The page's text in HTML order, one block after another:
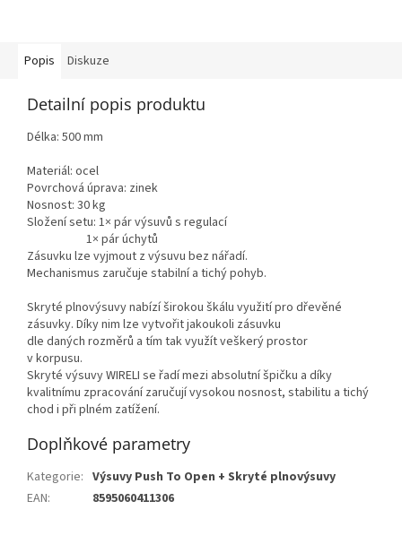
Popis Diskuze
Detailní popis produktu
Délka: 500 mm
Materiál: ocel
Povrchová úprava: zinek
Nosnost: 30 kg
Složení setu: 1× pár výsuvů s regulací
1× pár úchytů
Zásuvku lze vyjmout z výsuvu bez nářadí.
Mechanismus zaručuje stabilní a tichý pohyb.
Skryté plnovýsuvy nabízí širokou škálu využití pro dřevěné
zásuvky. Díky nim lze vytvořit jakoukoli zásuvku
dle daných rozměrů a tím tak využít veškerý prostor
v korpusu.
Skryté výsuvy WIRELI se řadí mezi absolutní špičku a díky
kvalitnímu zpracování zaručují vysokou nosnost, stabilitu a tichý
chod i při plném zatížení.
Doplňkové parametry
Kategorie: Výsuvy Push To Open + Skryté plnovýsuvy
EAN: 8595060411306